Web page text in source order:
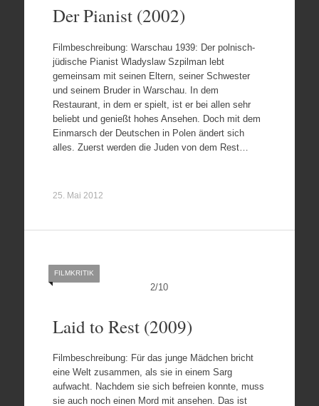
Der Pianist (2002)
Filmbeschreibung: Warschau 1939: Der polnisch-
jüdische Pianist Wladyslaw Szpilman lebt
gemeinsam mit seinen Eltern, seiner Schwester
und seinem Bruder in Warschau. In dem
Restaurant, in dem er spielt, ist er bei allen sehr
beliebt und genießt hohes Ansehen. Doch mit dem
Einmarsch der Deutschen in Polen ändert sich
alles. Zuerst werden die Juden von dem Rest…
25. Mai 2012
2/10
FILMKRITIK
Laid to Rest (2009)
Filmbeschreibung: Für das junge Mädchen bricht
eine Welt zusammen, als sie in einem Sarg
aufwacht. Nachdem sie sich befreien konnte, muss
sie auch noch einen Mord mit ansehen. Das ist